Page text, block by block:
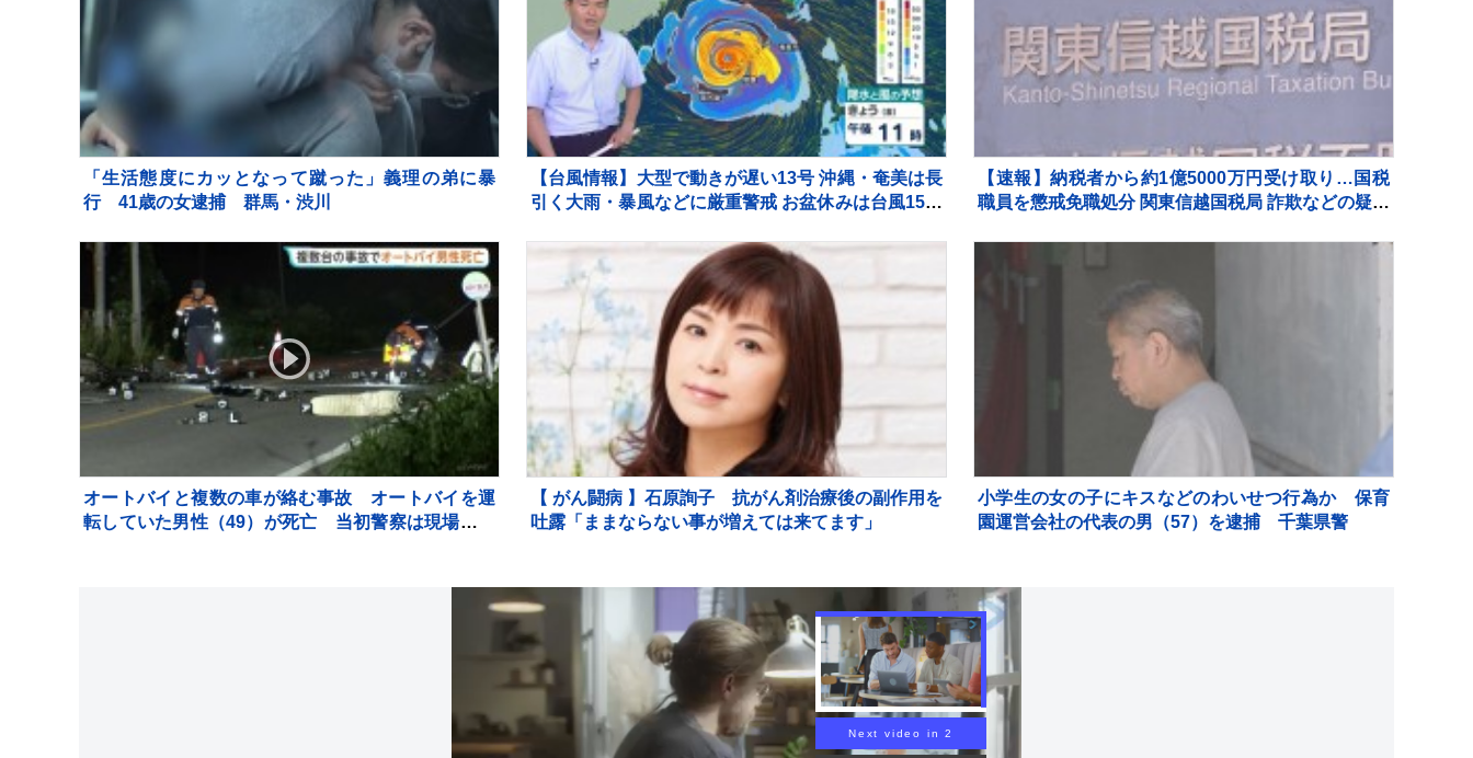
「生活態度にカッとなって蹴った」義理の弟に暴
行 41歳の女逮捕 群馬・渋川
【台風情報】大型で動きが遅い13号 沖縄・奄美は長
引く大雨・暴風などに厳重警戒 お盆休みは台風15号
気】
【速報】納税者から約1億5000万円受け取り…国税
職員を懲戒免職処分 関東信越国税局 詐欺などの疑い
オートバイと複数の車が絡む事故 オートバイを運
転していた男性（49）が死亡 当初警察は現場から
【 がん闘病 】石原詢子 抗がん剤治療後の副作用を
吐露「ままならない事が増えては来てます」
小学生の女の子にキスなどのわいせつ行為か 保育
園運営会社の代表の男（57）を逮捕 千葉県警
Next video in 1